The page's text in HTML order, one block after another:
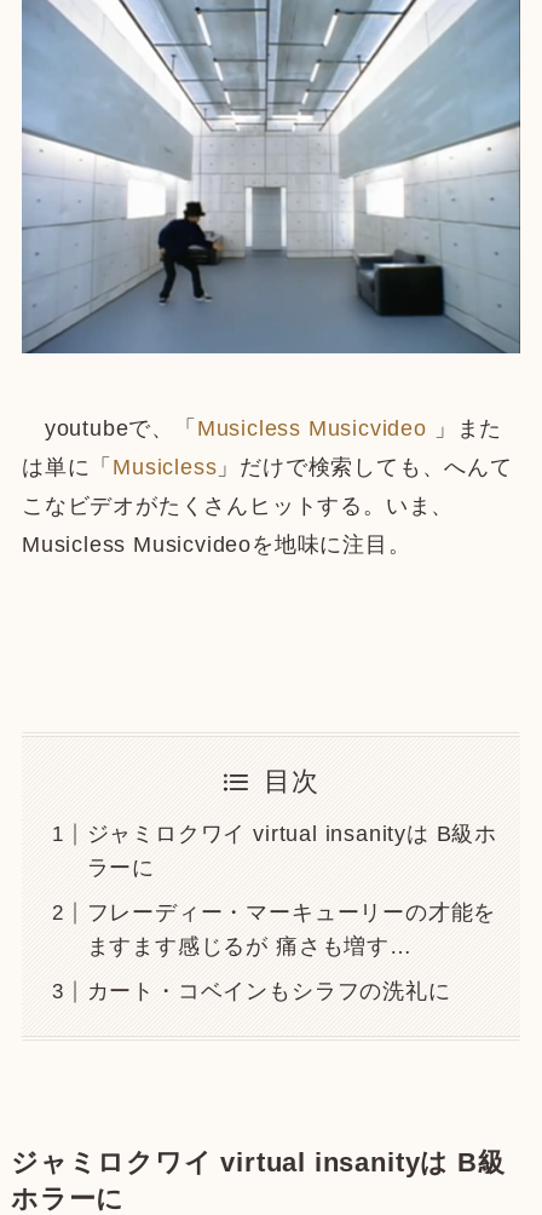
youtubeで、「 Musicless Musicvideo 」また
は単に「 Musicless 」だけで検索しても、へんて
こなビデオがたくさんヒットする。いま、
Musicless Musicvideoを地味に注目。
目次
ジャミロクワイ virtual insanityは B級ホ
ラーに
フレーディー・マーキューリーの才能を
ますます感じるが 痛さも増す…
カート・コベインもシラフの洗礼に
ジャミロクワイ virtual insanityは B級
ホラーに